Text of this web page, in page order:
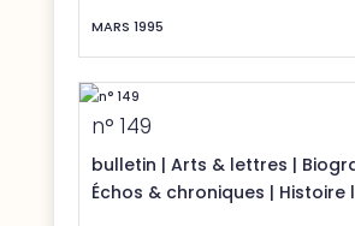
MARS 1995
n° 149
bulletin | Arts & lettres |
Échos & chroniques | Histoire